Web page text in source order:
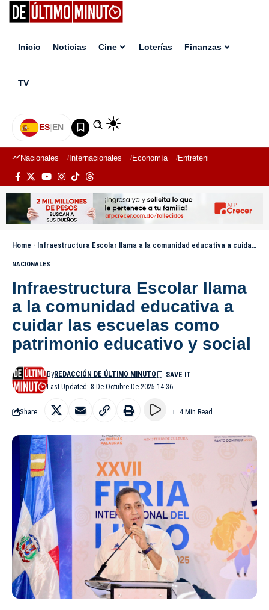
Inicio Noticias Cine Loterías Finanzas
TV
ES|EN
Nacionales Internacionales Economía Entretenimiento
Home - Infraestructura Escolar llama a la comunidad educativa a cuidar las escuelas como patrimonio educativo y social
NACIONALES
Infraestructura Escolar llama
a la comunidad educativa a
cuidar las escuelas como
patrimonio educativo y social
Last Updated: 8 De Octubre De 2025 14:36
ByREDACCIÓN DE ÚLTIMO MINUTO
Share 4 Min Read